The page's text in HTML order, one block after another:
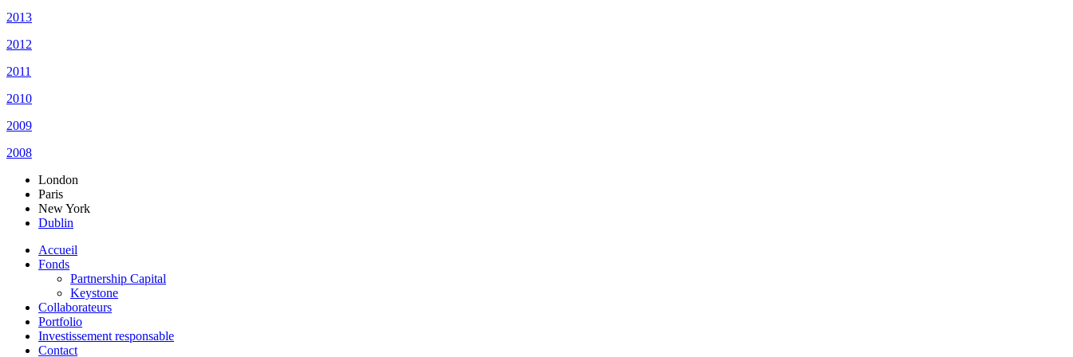
2013
2012
2011
2010
2009
2008
London
Paris
New York
Dublin
Accueil
Fonds
Partnership Capital
Keystone
Collaborateurs
Portfolio
Investissement responsable
Contact